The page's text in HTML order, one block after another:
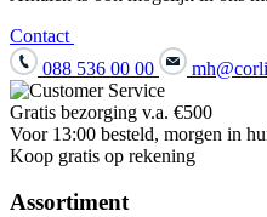
Contact
088 536 00 00
Gratis bezorging v.a. €500
Voor 13:00 besteld, morgen in
Koop gratis op rekening
Assortiment